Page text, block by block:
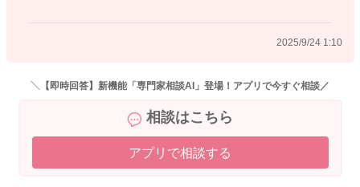
どうぞよろしくお願いします。
2025/9/24 1:10
＼【即時回答】新機能「専門家相談AI」登場！アプリで今すぐ相談／
相談はこちら
アプリで相談する